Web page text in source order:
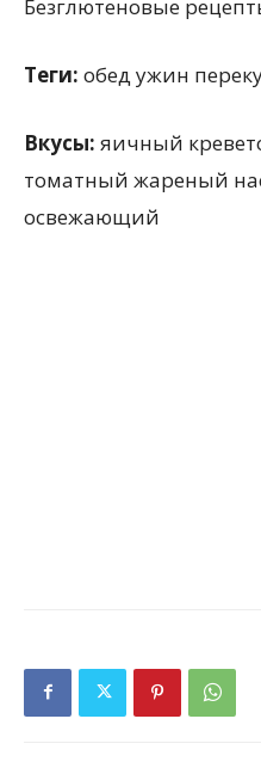
Безглютеновые
Теги: обед ужин
Вкусы: яичный
томатный жареный
освежающий